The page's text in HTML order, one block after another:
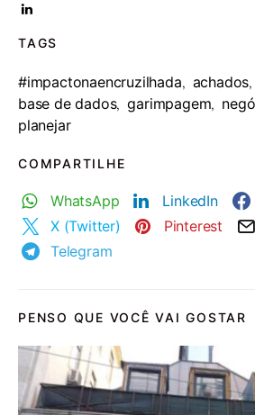
TAGS
#impactonaencruzilhada, achados,
base de dados, garimpagem,
planejar
COMPARTILHE
WhatsApp LinkedIn
X (Twitter)
Pinterest
Telegram
PENSO QUE VOCÊ VAI GOSTAR